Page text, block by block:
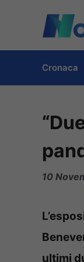
contenuto
Cronaca
10
ultimi